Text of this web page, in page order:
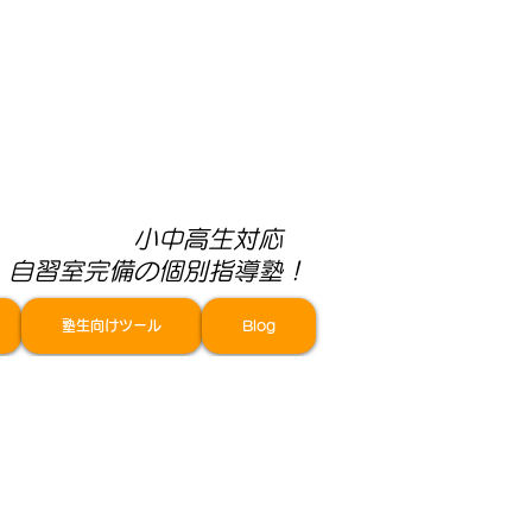
小中高生対応 ​
自習室完備の個別指導塾！
塾生向けツール Blog